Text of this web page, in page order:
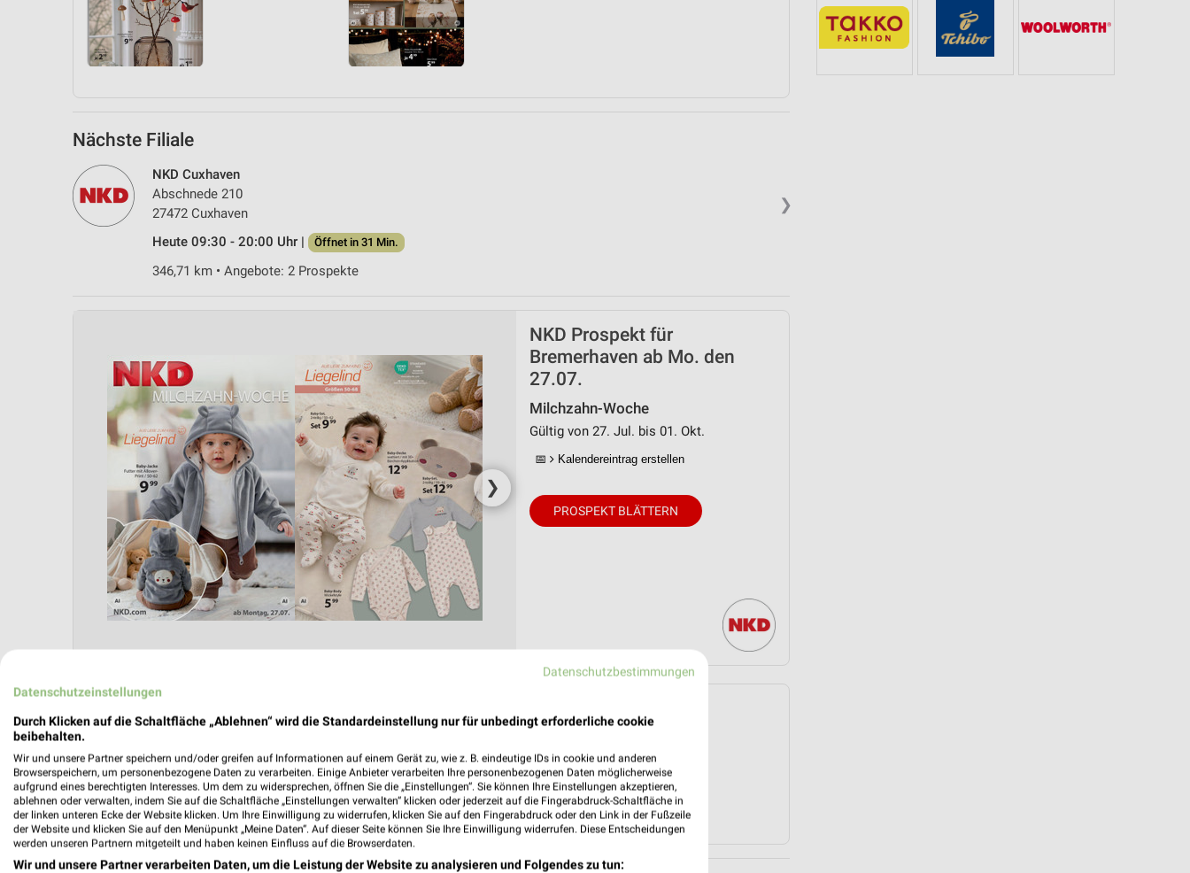
Nächste Filiale
❯
NKD Cuxhaven
Abschnede 210
27472 Cuxhaven
Heute 09:30 - 20:00 Uhr |
Öffnet in 31 Min.
346,71 km • Angebote: 2 Prospekte
❯
NKD Prospekt für
Bremerhaven ab Mo. den
27.07.
Milchzahn-Woche
Gültig von 27. Jul. bis 01. Okt.
📅 Kalendereintrag erstellen
PROSPEKT BLÄTTERN
Datenschutzbestimmungen
Datenschutzeinstellungen
Durch Klicken auf die Schaltfläche „Ablehnen“ wird die Standardeinstellung nur für unbedingt erforderliche cookie
beibehalten.
Wir und unsere Partner speichern und/oder greifen auf Informationen auf einem Gerät zu, wie z. B. eindeutige IDs in cookie und anderen
Browserspeichern, um personenbezogene Daten zu verarbeiten. Einige Anbieter verarbeiten Ihre personenbezogenen Daten möglicherweise
aufgrund eines berechtigten Interesses. Um dem zu widersprechen, öffnen Sie die „Einstellungen“. Sie können Ihre Einstellungen akzeptieren,
ablehnen oder verwalten, indem Sie auf die Schaltfläche „Einstellungen verwalten“ klicken oder jederzeit auf die Fingerabdruck-Schaltfläche in
der linken unteren Ecke der Website klicken. Um Ihre Einwilligung zu widerrufen, klicken Sie auf den Fingerabdruck oder den Link in der Fußzeile
der Website und klicken Sie auf den Menüpunkt „Meine Daten“. Auf dieser Seite können Sie Ihre Einwilligung widerrufen. Diese Entscheidungen
werden unseren Partnern mitgeteilt und haben keinen Einfluss auf die Browserdaten.
Wir und unsere Partner verarbeiten Daten, um die Leistung der Website zu analysieren und Folgendes zu tun: